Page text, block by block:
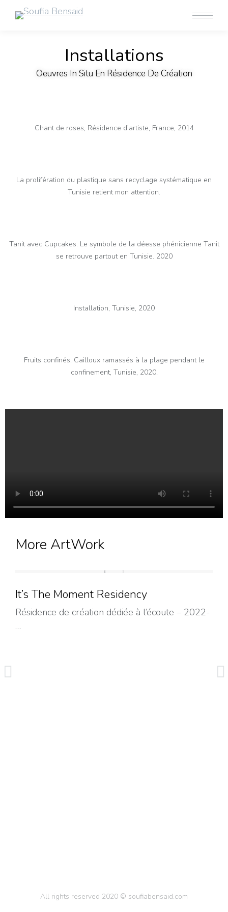
Installations
Oeuvres In Situ En Résidence De Création
Chant de roses, Résidence d’artiste, France, 2014
La prolifération du plastique sans recyclage systématique en
Tunisie retient mon attention.
Tanit avec Cupcakes. Le symbole de la déesse phénicienne Tanit
se retrouve partout en Tunisie. 2020
Installation, Tunisie, 2020
Fruits confinés. Cailloux ramassés à la plage pendant le
confinement, Tunisie, 2020.
More ArtWork
It’s The Moment Residency
Résidence de création dédiée à l’écoute – 2022-
…
All rights reserved 2020 © soufiabensaid.com